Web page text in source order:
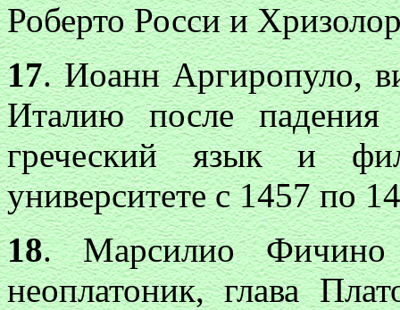
Роберто Росси и
17. Иоанн Аргиропуло,
Италию после падения
греческий язык и
университете с 1457 по
18. Марсилио Фичино
неоплатоник, глава